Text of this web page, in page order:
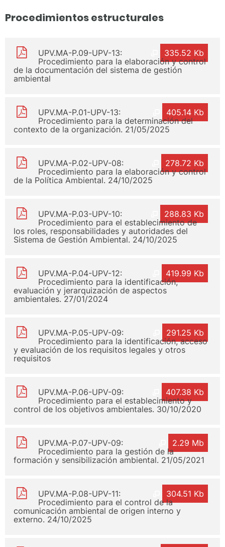
Procedimientos estructurales
335.52 Kb
UPV.MA-P.09-UPV-13:
Procedimiento para la elaboración y control
de la documentación del sistema de gestión
ambiental
405.14 Kb
UPV.MA-P.01-UPV-13:
Procedimiento para la determinación del
contexto de la organización. 21/05/2025
278.72 Kb
UPV.MA-P.02-UPV-08:
Procedimiento para la elaboración y control
de la Política Ambiental. 24/10/2025
288.83 Kb
UPV.MA-P.03-UPV-10:
Procedimiento para el establecimiento de
los roles, responsabilidades y autoridades del
Sistema de Gestión Ambiental. 24/10/2025
419.99 Kb
UPV.MA-P.04-UPV-12:
Procedimiento para la identificación,
evaluación y jerarquización de aspectos
ambientales. 27/01/2024
291.25 Kb
UPV.MA-P.05-UPV-09:
Procedimiento para la identificación, acceso
y evaluación de los requisitos legales y otros
requisitos
407.38 Kb
UPV.MA-P.06-UPV-09:
Procedimiento para el establecimiento y
control de los objetivos ambientales. 30/10/2020
2.29 Mb
UPV.MA-P.07-UPV-09:
Procedimiento para la gestión de la
formación y sensibilización ambiental. 21/05/2021
304.51 Kb
UPV.MA-P.08-UPV-11:
Procedimiento para el control de la
comunicación ambiental de origen interno y
externo. 24/10/2025